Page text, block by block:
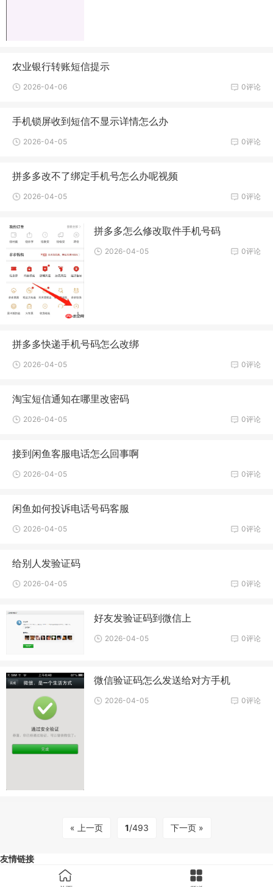
农业银行转账短信提示
0评论
2026-04-06
手机锁屏收到短信不显示详情怎么办
0评论
2026-04-05
拼多多改不了绑定手机号怎么办呢视频
0评论
2026-04-05
拼多多怎么修改取件手机号码
0评论
2026-04-05
拼多多快递手机号码怎么改绑
0评论
2026-04-05
淘宝短信通知在哪里改密码
0评论
2026-04-05
接到闲鱼客服电话怎么回事啊
0评论
2026-04-05
闲鱼如何投诉电话号码客服
0评论
2026-04-05
给别人发验证码
0评论
2026-04-05
好友发验证码到微信上
0评论
2026-04-05
微信验证码怎么发送给对方手机
0评论
2026-04-05
« 上一页 1/493 下一页 »
友情链接